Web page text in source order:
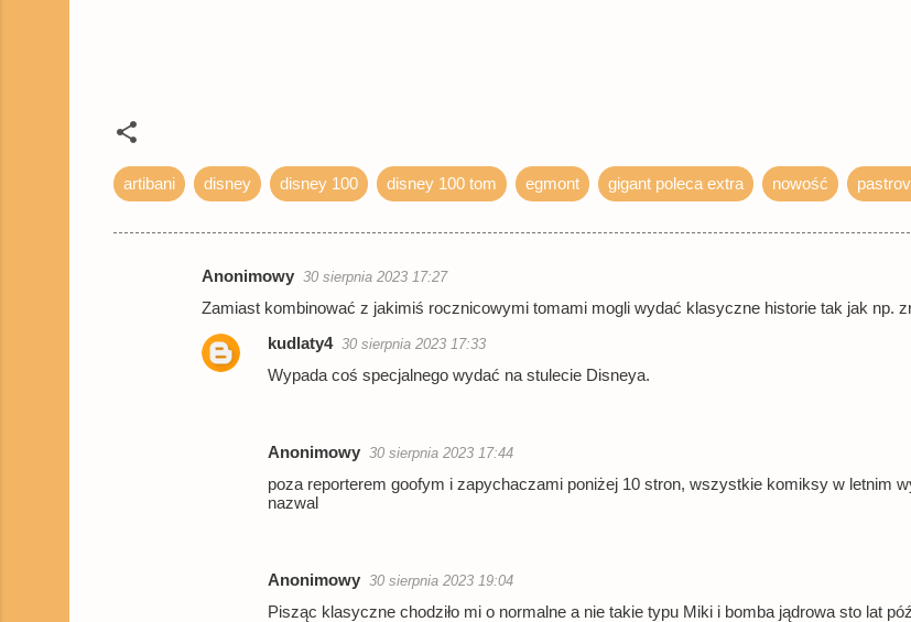
artibani disney disney 100 disney 100 tom egmont gigant poleca extra nowość
Anonimowy 30 sierpnia 2023 17:27
Zamiast kombinować z jakimiś rocznicowymi tomami mogli wydać klasyczne historie tak jak np.
kudlaty4 30 sierpnia 2023 17:33
Wypada coś specjalnego wydać na stulecie Disneya.
Anonimowy 30 sierpnia 2023 17:44
poza reporterem goofym i zapychaczami poniżej 10 stron, wszystkie komiksy w letnim
nazwal
Anonimowy 30 sierpnia 2023 19:04
Pisząc klasyczne chodziło mi o normalne a nie takie typu Miki i bomba jądrowa sto lat